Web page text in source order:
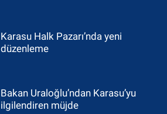
Karasu Halk Pazarı’nda yeni
düzenleme
Bakan Uraloğlu’ndan Karasu’yu
ilgilendiren müjde